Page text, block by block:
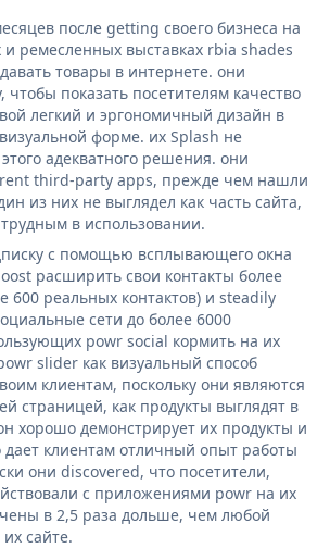
после getting своего бизнеса на
ремесленных выставках rbia shades
товары в интернете. они
показать посетителям качество
легкий и эргономичный дизайн в
форме. их Splash не
адекватного решения. они
third-party apps, прежде чем нашли
из них не выглядел как часть сайта,
в использовании.
с помощью всплывающего окна
расширить свои контакты более
600 реальных контактов) и steadily
сети до более 6000
powr social кормить на их
slider как визуальный способ
клиентам, поскольку они являются
страницей, как продукты выглядят в
хорошо демонстрирует их продукты и
дает клиентам отличный опыт работы
они discovered, что посетители,
с приложениями powr на их
в 2,5 раза дольше, чем любой
сайте.